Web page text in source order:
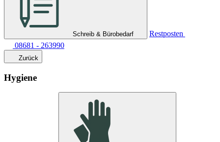
Schreib & Bürobedarf
Restposten
08681 - 263990
Zurück
Hygiene